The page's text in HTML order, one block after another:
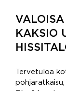
KAKSIO
Tervetuloa